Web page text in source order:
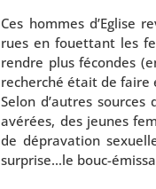
Ces hommes d’Eglise
rues en fouet­tant les
rendre plus fécondes
recher­ché était de faire
Selon d’autres
avé­rées, des jeunes
de dépra­va­tion
surprise…le bouc-